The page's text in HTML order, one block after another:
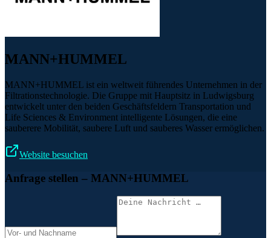
MANN+HUMMEL
MANN+HUMMEL ist ein weltweit führendes Unternehmen in der
Filtrationstechnologie. Die Gruppe mit Hauptsitz in Ludwigsburg
entwickelt unter den beiden Geschäftsfeldern Transportation und
Life Sciences & Environment intelligente Lösungen, die eine
sauberere Mobilität, saubere Luft und sauberes Wasser ermöglichen.
Website besuchen
Anfrage stellen – MANN+HUMMEL